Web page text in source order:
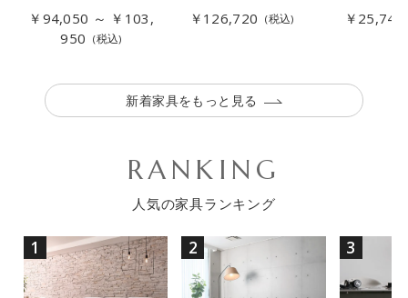
￥94,050 ～ ￥103,
950 (税込)
￥126,720 (税込) ￥25,740
新着家具をもっと見る
RANKING
人気の家具ランキング
1 2 3